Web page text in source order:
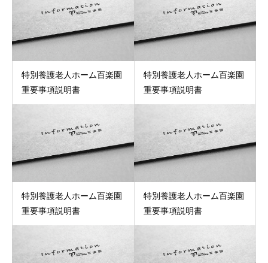
特別養護老人ホーム百楽園
重要事項説明書
特別養護老人ホーム百楽園
重要事項説明書
特別養護老人ホーム百楽園
重要事項説明書
特別養護老人ホーム百楽園
重要事項説明書